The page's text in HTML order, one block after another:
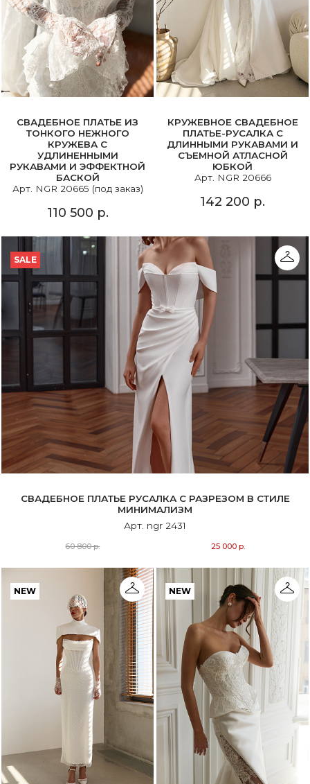
СВАДЕБНОЕ ПЛАТЬЕ ИЗ
ТОНКОГО НЕЖНОГО
КРУЖЕВА С
УДЛИНЕННЫМИ
РУКАВАМИ И ЭФФЕКТНОЙ
БАСКОЙ
Арт. NGR 20665 (под заказ)
110 500 р.
КРУЖЕВНОЕ СВАДЕБНОЕ
ПЛАТЬЕ-РУСАЛКА С
ДЛИННЫМИ РУКАВАМИ И
СЪЕМНОЙ АТЛАСНОЙ
ЮБКОЙ
Арт. NGR 20666
142 200 р.
SALE
СВАДЕБНОЕ ПЛАТЬЕ РУСАЛКА С РАЗРЕЗОМ В СТИЛЕ
МИНИМАЛИЗМ
Арт. ngr 2431
60 800 р. 25 000 р.
NEW NEW